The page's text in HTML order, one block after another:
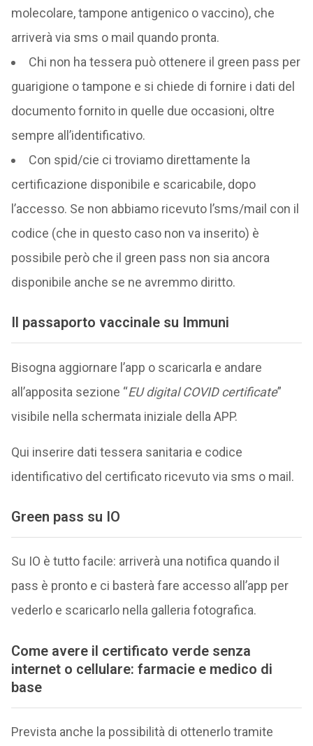
molecolare, tampone antigenico o vaccino), che
arriverà via sms o mail quando pronta.
Chi non ha tessera può ottenere il green pass per
guarigione o tampone e si chiede di fornire i dati del
documento fornito in quelle due occasioni, oltre
sempre all’identificativo.
Con spid/cie ci troviamo direttamente la
certificazione disponibile e scaricabile, dopo
l’accesso. Se non abbiamo ricevuto l’sms/mail con il
codice (che in questo caso non va inserito) è
possibile però che il green pass non sia ancora
disponibile anche se ne avremmo diritto.
Il passaporto vaccinale su Immuni
Bisogna aggiornare l’app o scaricarla e andare
all’apposita sezione “EU digital COVID certificate”
visibile nella schermata iniziale della APP.
Qui inserire dati tessera sanitaria e codice
identificativo del certificato ricevuto via sms o mail.
Green pass su IO
Su IO è tutto facile: arriverà una notifica quando il
pass è pronto e ci basterà fare accesso all’app per
vederlo e scaricarlo nella galleria fotografica.
Come avere il certificato verde senza
internet o cellulare: farmacie e medico di
base
Prevista anche la possibilità di ottenerlo tramite